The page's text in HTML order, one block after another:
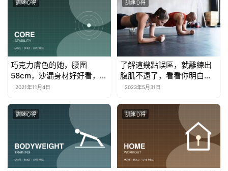
訓練心得
巧克力膚色的她，腰圍
58cm，沙漏身材好好看，還
有馬甲線
2021年11月4日
訓練心得
了解這幾點誤區，就離練出
腹肌不遠了，看看你明白了
嗎？
2023年5月31日
訓練心得 訓練心得